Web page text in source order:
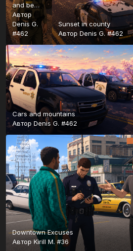
and be
careful
Автор
Denis G.
#462
Sunset in сounty
АвторDenis G. #462
Cars and mountains
Автор Denis G. #462
Downtown Excuses
Автор Kirill M. #36